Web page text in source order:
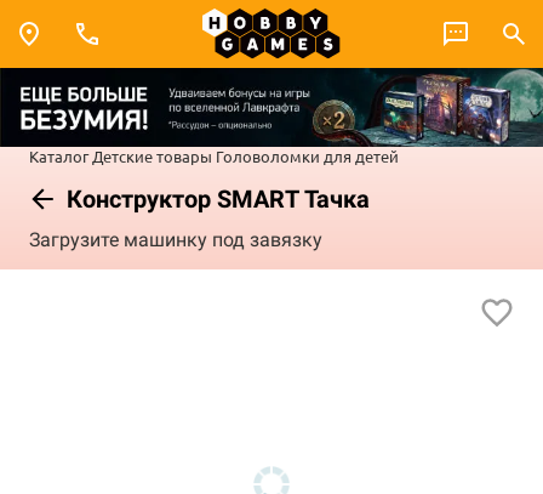
Каталог Детские товары Головоломки для детей
Конструктор SMART Тачка
Загрузите машинку под завязку